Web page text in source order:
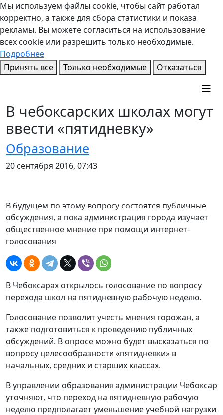
Мы используем файлы cookie, чтобы сайт работал
корректно, а также для сбора статистики и показа
рекламы. Вы можете согласиться на использование
всех cookie или разрешить только необходимые.
Подробнее
Принять все
Только необходимые Отказаться
В чебоксарских школах могут
ввести «пятидневку»
Образование
20 сентября 2016, 07:43
В будущем по этому вопросу состоятся публичные
обсуждения, а пока администрация города изучает
общественное мнение при помощи интернет-
голосования
В Чебоксарах открылось голосование по вопросу
перехода школ на пятидневную рабочую неделю.
Голосование позволит учесть мнения горожан, а
также подготовиться к проведению публичных
обсуждений. В опросе можно будет высказаться по
вопросу целесообразности «пятидневки» в
начальных, средних и старших классах.
В управлении образования администрации Чебоксар
уточняют, что переход на пятидневную рабочую
неделю предполагает уменьшение учебной нагрузки